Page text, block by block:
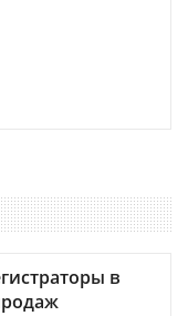
в